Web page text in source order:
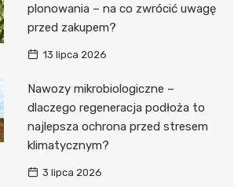
plonowania – na co zwrócić uwagę
przed zakupem?
13 lipca 2026
Nawozy mikrobiologiczne –
dlaczego regeneracja podłoża to
najlepsza ochrona przed stresem
klimatycznym?
3 lipca 2026